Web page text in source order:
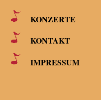
KONZERTE
KONTAKT
IMPRESSUM